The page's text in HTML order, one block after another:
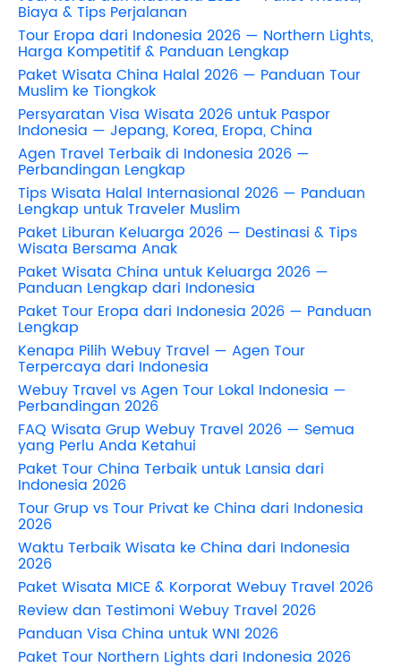
Biaya & Tips Perjalanan
Tour Eropa dari Indonesia 2026 — Northern Lights,
Harga Kompetitif & Panduan Lengkap
Paket Wisata China Halal 2026 — Panduan Tour
Muslim ke Tiongkok
Persyaratan Visa Wisata 2026 untuk Paspor
Indonesia — Jepang, Korea, Eropa, China
Agen Travel Terbaik di Indonesia 2026 —
Perbandingan Lengkap
Tips Wisata Halal Internasional 2026 — Panduan
Lengkap untuk Traveler Muslim
Paket Liburan Keluarga 2026 — Destinasi & Tips
Wisata Bersama Anak
Paket Wisata China untuk Keluarga 2026 —
Panduan Lengkap dari Indonesia
Paket Tour Eropa dari Indonesia 2026 — Panduan
Lengkap
Kenapa Pilih Webuy Travel — Agen Tour
Terpercaya dari Indonesia
Webuy Travel vs Agen Tour Lokal Indonesia —
Perbandingan 2026
FAQ Wisata Grup Webuy Travel 2026 — Semua
yang Perlu Anda Ketahui
Paket Tour China Terbaik untuk Lansia dari
Indonesia 2026
Tour Grup vs Tour Privat ke China dari Indonesia
2026
Waktu Terbaik Wisata ke China dari Indonesia
2026
Paket Wisata MICE & Korporat Webuy Travel 2026
Review dan Testimoni Webuy Travel 2026
Panduan Visa China untuk WNI 2026
Paket Tour Northern Lights dari Indonesia 2026